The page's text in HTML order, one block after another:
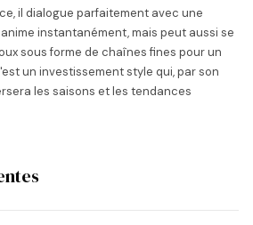
il dialogue parfaitement avec une
instantanément, mais peut aussi se
sous forme de chaînes fines pour un
un investissement style qui, par son
les saisons et les tendances